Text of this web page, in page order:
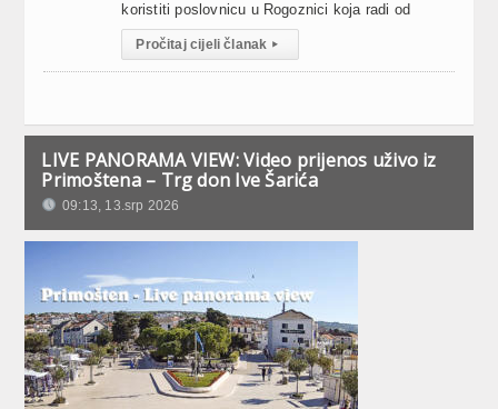
koristiti poslovnicu u Rogoznici koja radi od
Pročitaj cijeli članak ▸
LIVE PANORAMA VIEW: Video prijenos uživo iz
Primoštena – Trg don Ive Šarića
09:13, 13.srp 2026